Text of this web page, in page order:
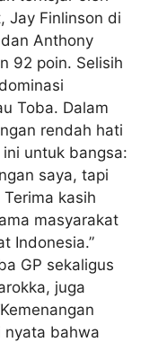
Jay Finlinson di
Anthony
92 poin. Selisih
Toba. Dalam
rendah hati
untuk bangsa:
saya, tapi
kasih
masyarakat
Indonesia.”
GP sekaligus
juga
nyata bahwa